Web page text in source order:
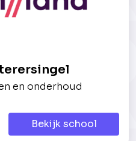
en onderhoud
Bekijk school